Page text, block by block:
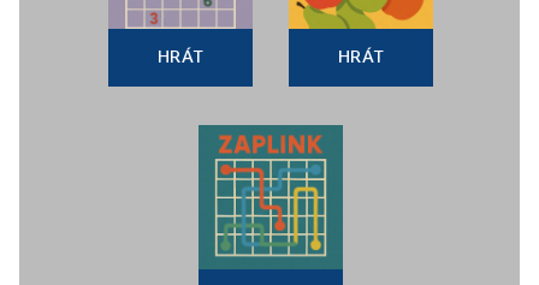
HRÁT HRÁT